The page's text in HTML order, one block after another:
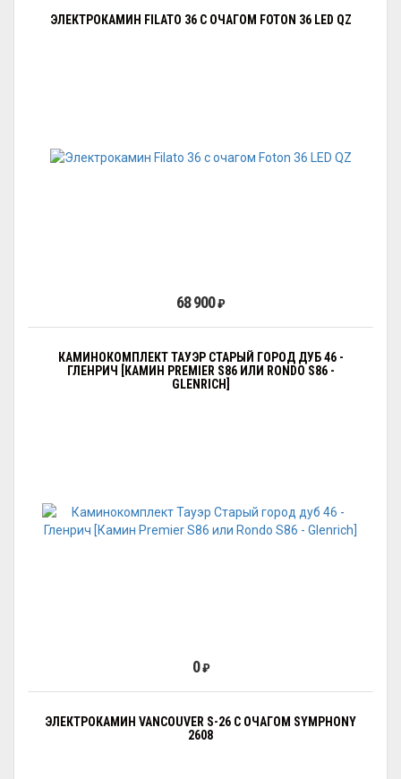
ЭЛЕКТРОКАМИН FILATO 36 С ОЧАГОМ FOTON 36 LED QZ
68 900₽
КАМИНОКОМПЛЕКТ ТАУЭР СТАРЫЙ ГОРОД ДУБ 46 -
ГЛЕНРИЧ [КАМИН PREMIER S86 ИЛИ RONDO S86 -
GLENRICH]
0₽
ЭЛЕКТРОКАМИН VANCOUVER S-26 С ОЧАГОМ SYMPHONY
2608